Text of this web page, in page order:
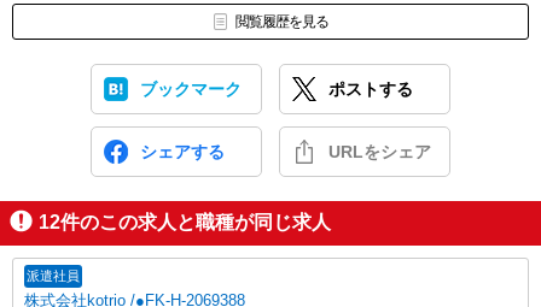
閲覧履歴を見る
ブックマーク ポストする
シェアする URLをシェア
12件のこの求人と職種が同じ求人
派遣社員
株式会社kotrio /●FK-H-2069388